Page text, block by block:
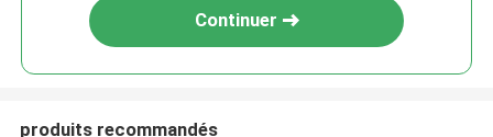
Continuer
produits recommandés